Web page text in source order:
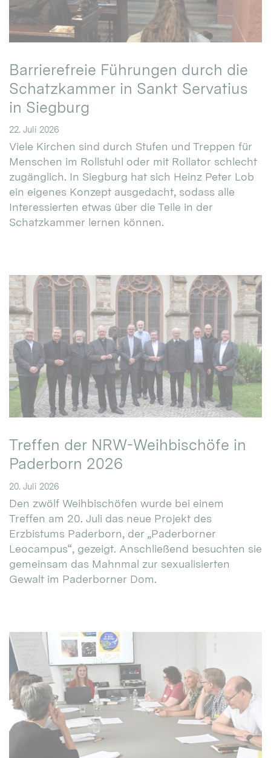
Barrierefreie Führungen durch die
Schatzkammer in Sankt Servatius
in Siegburg
22. Juli 2026
Viele Kirchen sind durch Stufen und Treppen für
Menschen im Rollstuhl oder mit Rollator schlecht
zugänglich. In Siegburg hat sich Heinz Peter Lob
ein eigenes Konzept ausgedacht, sodass alle
Interessierten etwas über die Teile in der
Schatzkammer lernen können.
Treffen der NRW-Weihbischöfe in
Paderborn 2026
20. Juli 2026
Den zwölf Weihbischöfen wurde bei einem
Treffen am 20. Juli das neue Projekt des
Erzbistums Paderborn, der „Paderborner
Leocampus“, gezeigt. Anschließend besuchten sie
gemeinsam das Mahnmal zur sexualisierten
Gewalt im Paderborner Dom.